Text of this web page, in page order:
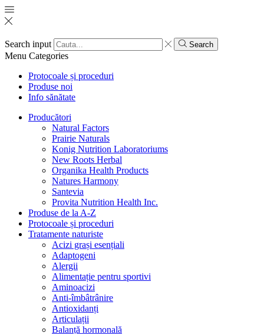
Search input Search
Menu Categories
Protocoale și proceduri
Produse noi
Info sănătate
Producători
Natural Factors
Prairie Naturals
Konig Nutrition Laboratoriums
New Roots Herbal
Organika Health Products
Natures Harmony
Santevia
Provita Nutrition Health Inc.
Produse de la A-Z
Protocoale și proceduri
Tratamente naturiste
Acizi grași esențiali
Adaptogeni
Alergii
Alimentație pentru sportivi
Aminoacizi
Anti-îmbâtrânire
Antioxidanți
Articulații
Balanță hormonală